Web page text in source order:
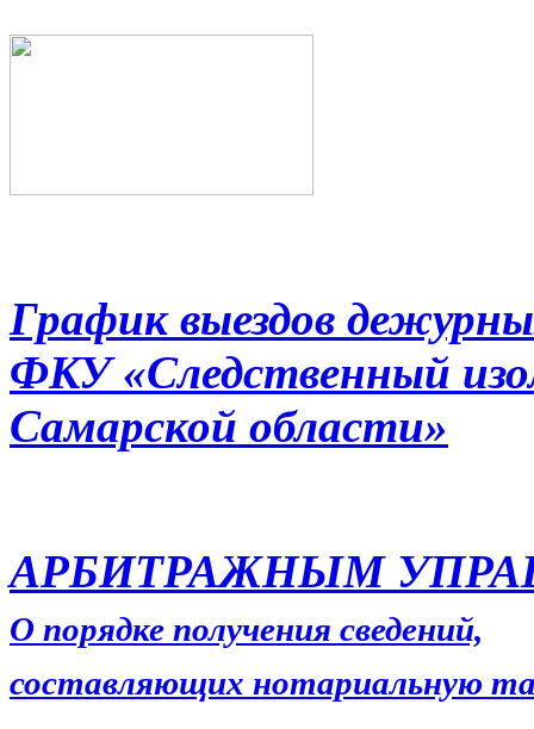
График выездов
ФКУ «Следственный
Самарской области»
АРБИТРАЖНЫМ
О порядке получения сведений,
составляющих нотариальную